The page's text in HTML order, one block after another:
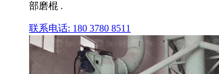
部磨棍 .
联系电话: 180 3780 8511